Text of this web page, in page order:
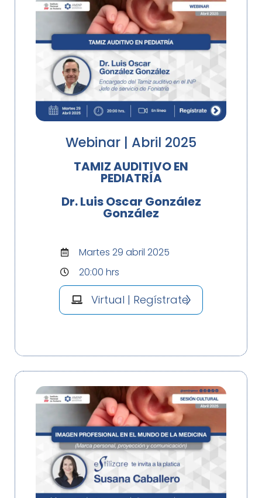
Webinar | Abril 2025
TAMIZ AUDITIVO EN
PEDIATRÍA
Dr. Luis Oscar González
González
Martes 29 abril 2025
20:00 hrs
Virtual | Regístrate